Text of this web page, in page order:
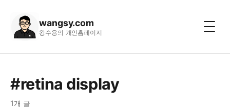
wangsy.com
왕수용의 개인홈페이지
#retina display
1개 글